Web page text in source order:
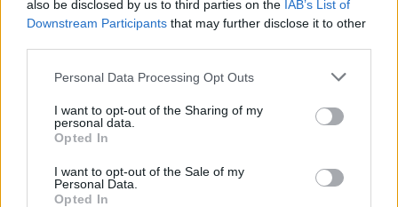
also be disclosed by us to third parties on the IAB’s List of
Downstream Participants that may further disclose it to other
Personal Data Processing Opt Outs
I want to opt-out of the Sharing of my
personal data.
Opted In
I want to opt-out of the Sale of my
Personal Data.
Opted In